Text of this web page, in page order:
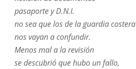
pasaporte y D.N.I.
no sea que los de la guardia costera
nos vayan a confundir.
Menos mal a la revisión
se descubrió que hubo un fallo,